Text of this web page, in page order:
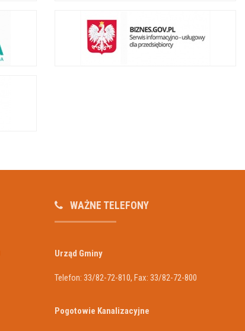
WAŻNE TELEFONY
Urząd Gminy
Telefon: 33/82-72-810, Fax: 33/82-72-800
Pogotowie Kanalizacyjne